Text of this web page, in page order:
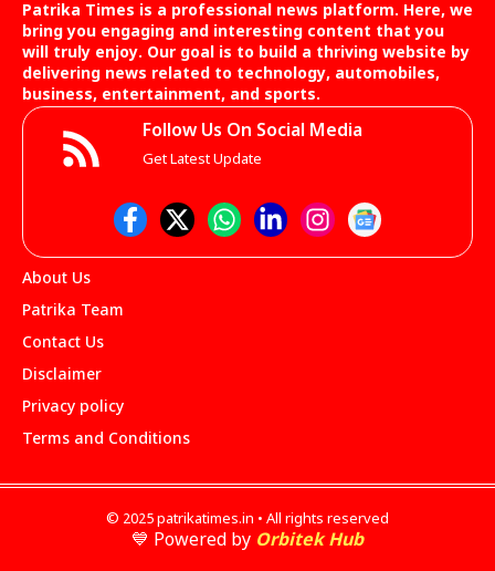
Patrika Times is a professional news platform. Here, we
bring you engaging and interesting content that you
will truly enjoy. Our goal is to build a thriving website by
delivering news related to technology, automobiles,
business, entertainment, and sports.
Follow Us On Social Media
Get Latest Update
About Us
Patrika Team
Contact Us
Disclaimer
Privacy policy
Terms and Conditions
© 2025 patrikatimes.in • All rights reserved
💙 Powered by Orbitek Hub